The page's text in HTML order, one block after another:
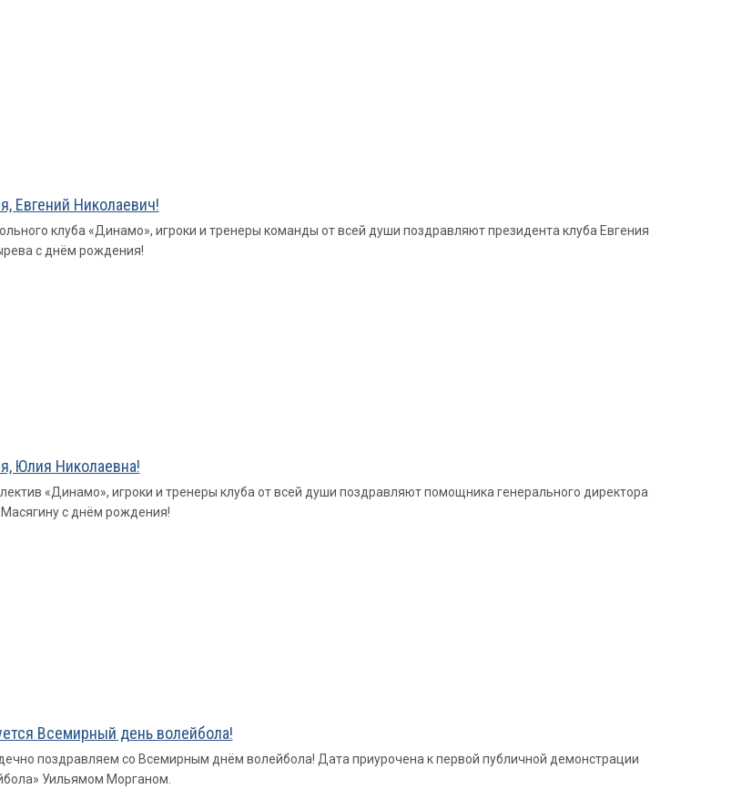
Евгений Николаевич!
клуба «Динамо», игроки и тренеры команды от всей души поздравляют президента клуба Евгения
с днём рождения!
Юлия Николаевна!
«Динамо», игроки и тренеры клуба от всей души поздравляют помощника генерального директора
с днём рождения!
Всемирный день волейбола!
поздравляем со Всемирным днём волейбола! Дата приурочена к первой публичной демонстрации
Уильямом Морганом.